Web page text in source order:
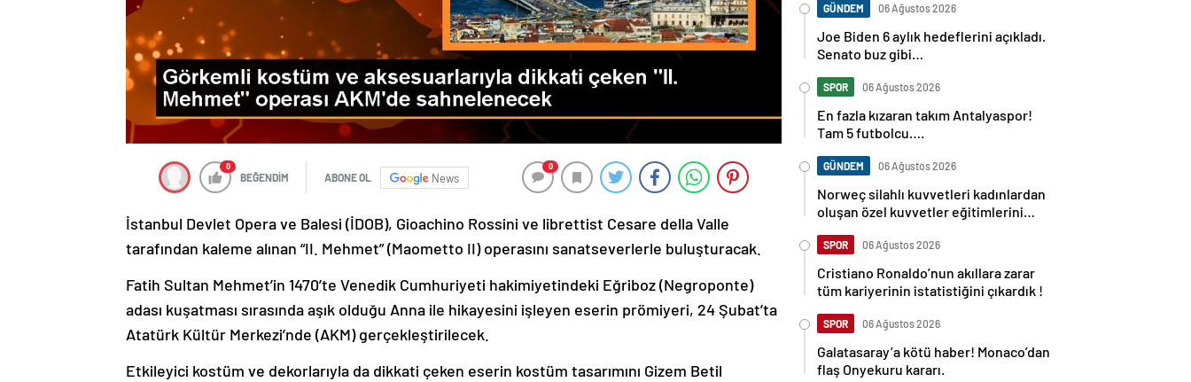
0
BEĞENDİM ABONE OL News
0
İstanbul Devlet Opera ve Balesi (İDOB), Gioachino Rossini ve librettist Cesare della Valle
tarafından kaleme alınan “II. Mehmet” (Maometto II) operasını sanatseverlerle buluşturacak.
Fatih Sultan Mehmet’in 1470’te Venedik Cumhuriyeti hakimiyetindeki Eğriboz (Negroponte)
adası kuşatması sırasında aşık olduğu Anna ile hikayesini işleyen eserin prömiyeri, 24 Şubat’ta
Atatürk Kültür Merkezi’nde (AKM) gerçekleştirilecek.
Etkileyici kostüm ve dekorlarıyla da dikkati çeken eserin kostüm tasarımını Gizem Betil
GÜNDEM 06 Ağustos 2026
Joe Biden 6 aylık hedeflerini açıkladı.
Senato buz gibi…
SPOR 06 Ağustos 2026
En fazla kızaran takım Antalyaspor!
Tam 5 futbolcu….
GÜNDEM 06 Ağustos 2026
Norweç silahlı kuvvetleri kadınlardan
oluşan özel kuvvetler eğitimlerini
SPOR 06 Ağustos 2026
Cristiano Ronaldo’nun akıllara zarar
tüm kariyerinin istatistiğini çıkardık !
SPOR 06 Ağustos 2026
Galatasaray’a kötü haber! Monaco’dan
flaş Onyekuru kararı.